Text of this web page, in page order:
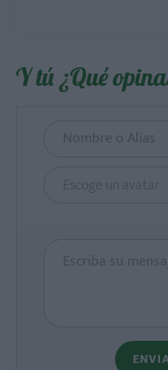
Y tú ¿Qué
Escoge un avatar